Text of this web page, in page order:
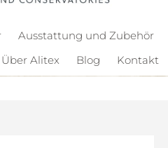
Ausstattung und Zubehör
Über Alitex Blog Kontakt